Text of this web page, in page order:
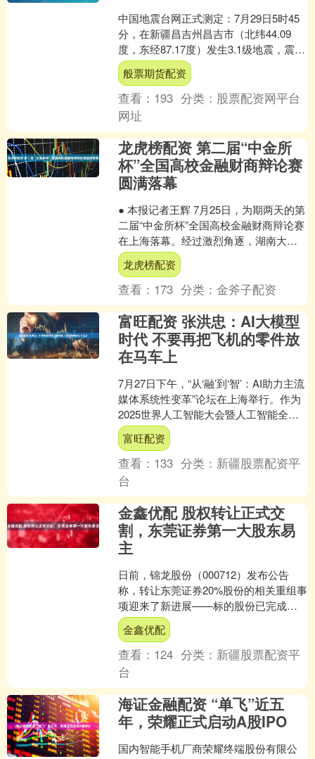
中国地震台网正式测定：7月29日5时45
分，在新疆昌吉州昌吉市（北纬44.09
度，东经87.17度）发生3.1级地震，震源
深度10公里。....
般票期货配资
查看： 193 分类： 股票配资网平台
网址
龙虎榜配资 第二届“中金所
杯”全国高校金融财商辩论赛
圆满落幕
● 本报记者王辉 7月25日，为期两天的第
二届“中金所杯”全国高校金融财商辩论赛
在上海落幕。经过激烈角逐，湖南大学-
长沙银行战队荣获冠军，海南大学-金元
期货战队....
龙虎榜配资
查看： 173 分类：金斧子配资
富旺配资 张洪忠：AI大模型
时代 不要再把飞机的零件放
在马车上
7月27日下午，“从‘融’到‘智’：AI助力主流
媒体系统性变革”论坛在上海举行。作为
2025世界人工智能大会暨人工智能全球
治理高级别会议（WAIC）期间唯一一
场....
富旺配资
查看： 133 分类： 新疆股票配资平
台
金鑫优配 股权转让正式交
割，东莞证券第一大股东易
主
日前，锦龙股份（000712）发布公告
称，转让东莞证券20%股份的相关重组事
项迎来了新进展——标的股份已完成交
割。 这也意味着，锦龙股份这场历时1年
半的股份转让....
金鑫优配
查看： 124 分类： 新疆股票配资平
台
海证金融配资 “单飞”近五
年，荣耀正式启动A股IPO
国内智能手机厂商荣耀终端股份有限公